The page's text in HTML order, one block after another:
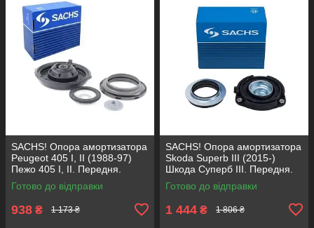
SACHS! Опора амортизатора
Peugeot 405 I, II (1988-97)
Пежо 405 I, II. Передня.
SM1553 , 803023 , KB659.36 ,
VKDA35336
Готово до відправки
938 ₴ 1 173 ₴
SACHS! Опора амортизатора
Skoda Superb III (2015-)
Шкода Суперб III. Передня.
803024 , KB657.27 ,
VKDA35167
Готово до відправки
1 444 ₴ 1 806 ₴